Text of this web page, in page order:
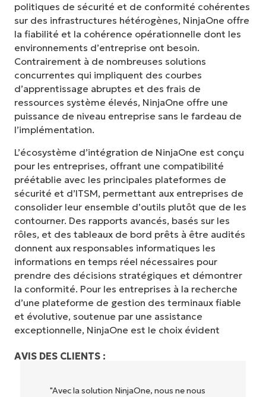
politiques de sécurité et de conformité cohérentes
sur des infrastructures hétérogènes, NinjaOne offre
la fiabilité et la cohérence opérationnelle dont les
environnements d’entreprise ont besoin.
Contrairement à de nombreuses solutions
concurrentes qui impliquent des courbes
d’apprentissage abruptes et des frais de
ressources système élevés, NinjaOne offre une
puissance de niveau entreprise sans le fardeau de
l’implémentation.
L’écosystème d’intégration de NinjaOne est conçu
pour les entreprises, offrant une compatibilité
préétablie avec les principales plateformes de
sécurité et d’ITSM, permettant aux entreprises de
consolider leur ensemble d’outils plutôt que de les
contourner. Des rapports avancés, basés sur les
rôles, et des tableaux de bord prêts à être audités
donnent aux responsables informatiques les
informations en temps réel nécessaires pour
prendre des décisions stratégiques et démontrer
la conformité. Pour les entreprises à la recherche
d’une plateforme de gestion des terminaux fiable
et évolutive, soutenue par une assistance
exceptionnelle, NinjaOne est le choix évident
AVIS DES CLIENTS :
"NinjaOne permet à notre entreprise (ainsi